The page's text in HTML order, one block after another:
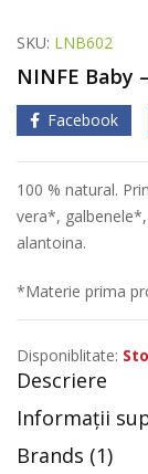
SKU: LNB602
NINFE Baby
Facebook
100 % natural.
vera*,
alantoina.
*Materie prima
Disponiblitate:
Descriere
Informații
Brands (1)